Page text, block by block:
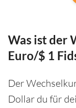
Was ist der
Euro/$ 1
Der
Dollar du für